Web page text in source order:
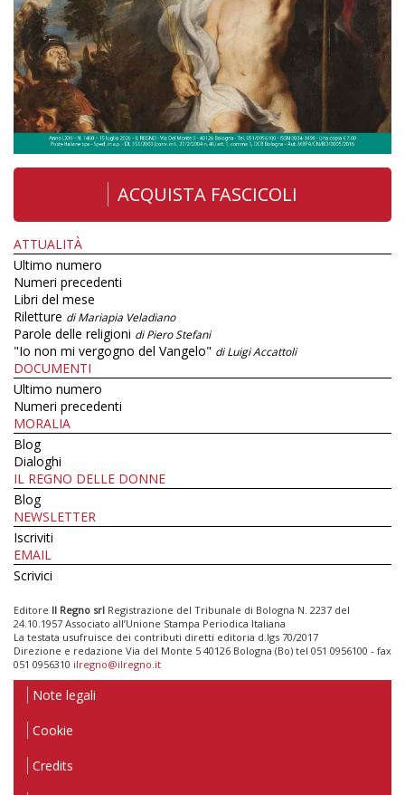
ACQUISTA FASCICOLI
ATTUALITÀ
Ultimo numero
Numeri precedenti
Libri del mese
Riletture di Mariapia Veladiano
Parole delle religioni di Piero Stefani
"Io non mi vergogno del Vangelo" di Luigi Accattoli
DOCUMENTI
Ultimo numero
Numeri precedenti
MORALIA
Blog
Dialoghi
IL REGNO DELLE DONNE
Blog
NEWSLETTER
Iscriviti
EMAIL
Scrivici
Editore Il Regno srl Registrazione del Tribunale di Bologna N. 2237 del
24.10.1957 Associato all’Unione Stampa Periodica Italiana
La testata usufruisce dei contributi diretti editoria d.lgs 70/2017
Direzione e redazione Via del Monte 5 40126 Bologna (Bo) tel 051 0956100 - fax
051 0956310 ilregno@ilregno.it
Note legali
Cookie
Credits